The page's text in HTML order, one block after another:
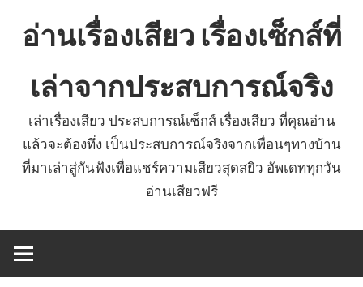
อ่านเรื่องเสียว เรื่องเซ็กส์ที่
เล่าจากประสบการณ์จริง
เล่าเรื่องเสียว ประสบการณ์เซ็กส์ เรื่องเสียว ที่คุณอ่าน
แล้วจะต้องทึ่ง เป็นประสบการณ์จริงจากเพื่อนๆทางบ้าน
ที่มาเล่าสู่กันฟังเพื่อแชร์ความเสียวสุดสยิว อัพเดททุกวัน
อ่านเสียวฟรี